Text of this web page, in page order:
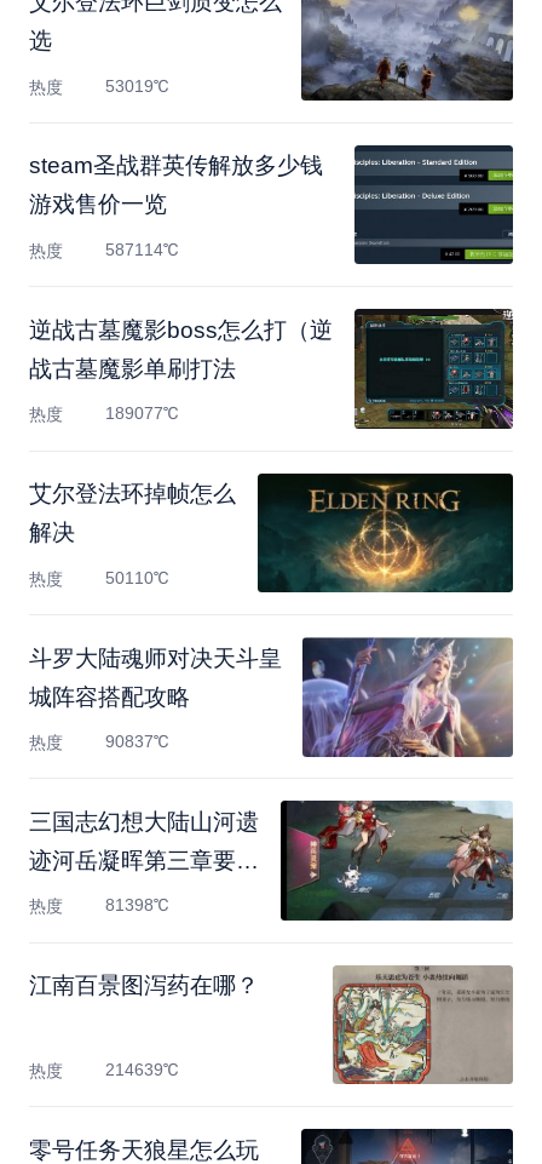
选
热度 53019℃
steam圣战群英传解放多少钱
游戏售价一览
热度 587114℃
逆战古墓魔影boss怎么打（逆
战古墓魔影单刷打法
热度 189077℃
艾尔登法环掉帧怎么
解决
热度 50110℃
斗罗大陆魂师对决天斗皇
城阵容搭配攻略
热度 90837℃
三国志幻想大陆山河遗
迹河岳凝晖第三章要怎
么
热度 81398℃
江南百景图泻药在哪？
热度 214639℃
零号任务天狼星怎么玩